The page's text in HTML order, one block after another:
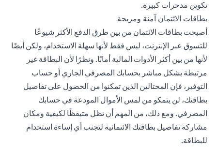
تكوين مدخرات كبيرة.
بطاقات الائتمان آمنة ومريحة
أصبحت بطاقات الائتمان من بين طرق الدفع الأكثر شيوعًا
للتسوق عبر الإنترنت، ليس فقط لأنها سهلة الاستخدام، ولكن أيضًا
لأنها من بين أكثر الأدوات المالية أمانًا. ونظرًا لأن البطاقة غير
مرتبطة بشكل مباشر بحسابك المصرفي الجاري أو حساب
التوفير، فإن المحتالين الذين تمكنوا من الحصول على تفاصيل
بطاقتك، لن يتمكو من لمس الأموال المودعة في حسابك
المصرفي. ومع ذلك، من المهم أن تظل متيقظًا لكيفية ومكان
مشاركة تفاصيل بطاقتك الائتمانية لتجنب أي إساءة استخدام
للبطاقة.